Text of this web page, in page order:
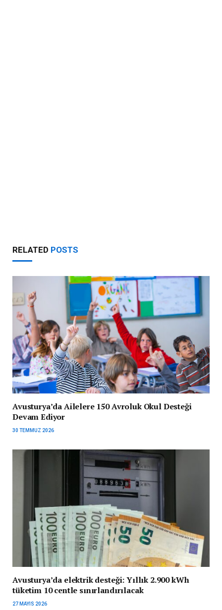
RELATED POSTS
Avusturya’da Ailelere 150 Avroluk Okul Desteği
Devam Ediyor
30 TEMMUZ 2026
Avusturya’da elektrik desteği: Yıllık 2.900 kWh
tüketim 10 centle sınırlandırılacak
27 MAYIS 2026